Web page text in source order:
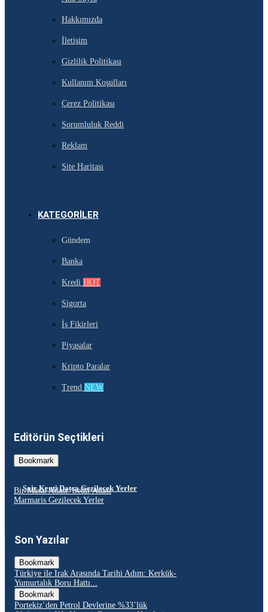
Hakkımızda
İletişim
Gizlilik Politikası
Kullanım Koşulları
Çerez Politikası
Sorumluluk Reddi
Reklam
Site Haritası
KATEGORILER
Gündem
Banka
Kredi HOT
Sigorta
İş Fikirleri
Piyasalar
Kripto Paralar
Trend NEW
Editörün Seçtikleri
Bookmark
Şair Kenti Datça Gezilecek Yerler
Bir Masal Adası: Sedir Adası
Marmaris Gezilecek Yerler
Son Yazılar
Bookmark
Türkiye ile Irak Arasında Tarihi Adım: Kerkük-
Yumurtalık Boru Hattı...
Bookmark
Portekiz’den Petrol Devlerine %33’lük